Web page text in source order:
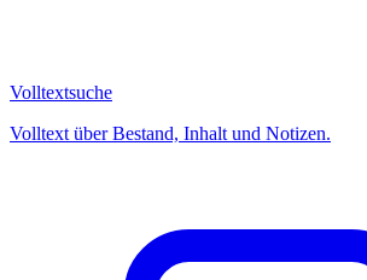
Volltextsuche
Volltext über Bestand, Inhalt und Notizen.